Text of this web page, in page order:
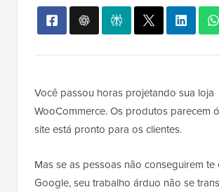
Você passou horas projetando sua loja
WooCommerce. Os produtos parecem
site está pronto para os clientes.
Mas se as pessoas não conseguirem te
Google, seu trabalho árduo não se